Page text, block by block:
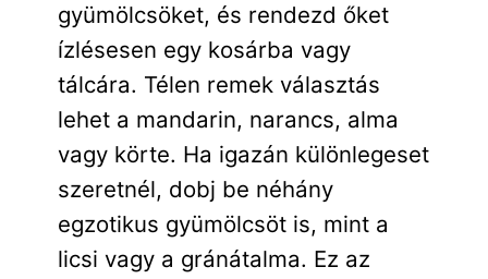
gyümölcsöket, és rendezd őket
ízlésesen egy kosárba vagy
tálcára. Télen remek választás
lehet a mandarin, narancs, alma
vagy körte. Ha igazán különlegeset
szeretnél, dobj be néhány
egzotikus gyümölcsöt is, mint a
licsi vagy a gránátalma. Ez az